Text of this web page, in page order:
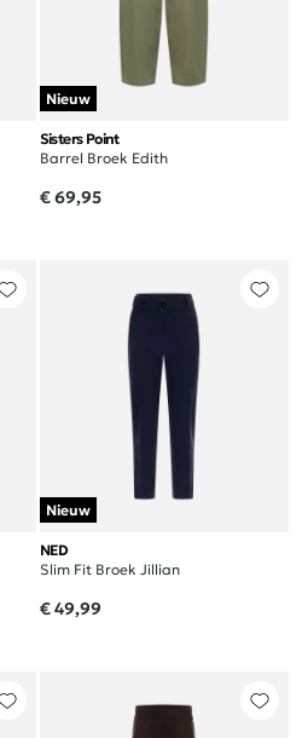
Nieuw
Sisters Point
Barrel Broek Edith
€ 69,95
Nieuw
NED
Slim Fit Broek Jillian
€ 49,99